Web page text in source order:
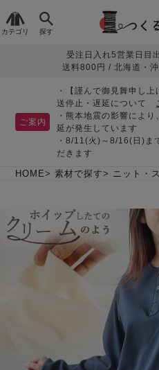
カテゴリ 探す
レディー
夏
メンズ
生地で
さがす
オーガニック素材 ガ
目的
さ
敏感肌用
パジャマ
入院・
マタニティ
パジャマ
ペ
そろ
ャマ
年齢別にお
ャマ
ィース
パジャマ
前開き
作務衣
夏パジャマ特集
お支払い・送料・配送
について
返品・交
お買い
受注日入れ5営業日目
送料800円 / 北海道・
ご案内
・【謹んで御見舞申し
送停止・遅延について
・熊本地震の影響によ
延が発生しています
・8/11(火)～8/16(日)ま
だきます
HOME 素材で探す ニット・